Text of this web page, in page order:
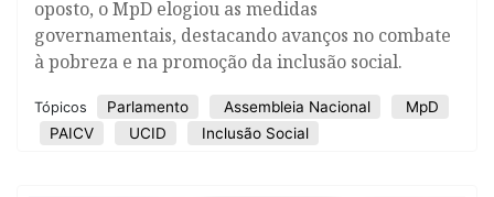
oposto, o MpD elogiou as medidas
governamentais, destacando avanços no combate
à pobreza e na promoção da inclusão social.
Tópicos Parlamento Assembleia Nacional
MpD
PAICV
UCID Inclusão Social